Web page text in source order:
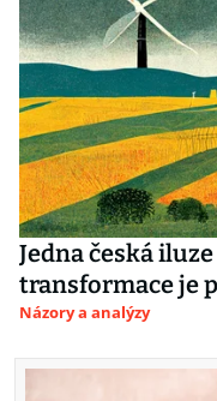
Jedna česká
transformace je
Názory a analýzy